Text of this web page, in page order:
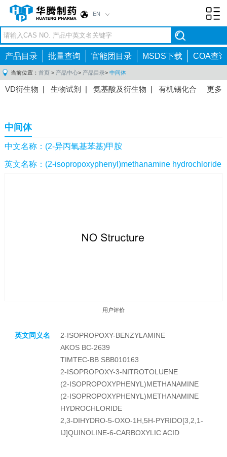
EN
产品目录 批量查询 官能团目录 MSDS下载 COA查询
当前位置： 首页 > 产品中心> 产品目录> 中间体
更多
VD衍生物 | 生物试剂 | 氨基酸及衍生物 | 有机锡化合
间体|
感染药物中间体
体 |抗精神病药物中间体 | 抗炎药物中间体
药中间体|其他原料药中间体|
中间体
中文名称：(2-异丙氧基苯基)甲胺
英文名称：(2-isopropoxyphenyl)methanamine hydrochloride
用户评价
收藏产品
英文同义名
2-ISOPROPOXY-BENZYLAMINE
AKOS BC-2639
TIMTEC-BB SBB010163
2-ISOPROPOXY-3-NITROTOLUENE
(2-ISOPROPOXYPHENYL)METHANAMINE
(2-ISOPROPOXYPHENYL)METHANAMINE
HYDROCHLORIDE
2,3-DIHYDRO-5-OXO-1H,5H-PYRIDO[3,2,1-
IJ]QUINOLINE-6-CARBOXYLIC ACID